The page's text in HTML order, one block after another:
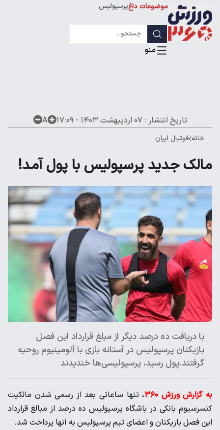
موضوعات داغپرسپولیس
لیگ قهرمانان
تاریخ انتشار :۰۷ اردیبهشت ۱۴۰۳ - ۱۷:۰۹ A
خانه فوتبال ایران
مالک جدید پرسپولیس با پول آمد!
با دریافت ده درصد دیگر از مبلغ قرارداد این فصل
بازیکنان پرسپولیس در آستانه بازی با آلومینیوم روحیه
گرفتند.پول رسید، پرسپولیسی‌ها خندیدند
به گزارش ورزش ۳۶۰
، تنها ساعاتی بعد از رسمی شدن مالکیت
کنسرسیوم بانکی در باشگاه پرسپولیس ده درصد از مبالغ قرارداد
این فصل بازیکنان و اعضای تیم پرسپولیس به آنها پرداخت شد.